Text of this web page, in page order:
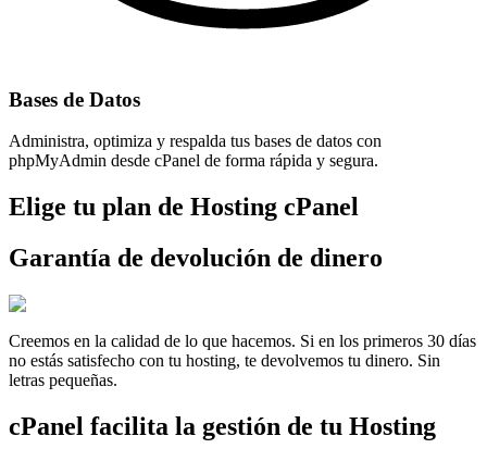
Bases de Datos
Administra, optimiza y respalda tus bases de datos con
phpMyAdmin desde cPanel de forma rápida y segura.
Elige tu plan de Hosting cPanel
Garantía de devolución de dinero
Creemos en la calidad de lo que hacemos. Si en los primeros 30 días
no estás satisfecho con tu hosting, te devolvemos tu dinero. Sin
letras pequeñas.
cPanel facilita la gestión de tu Hosting